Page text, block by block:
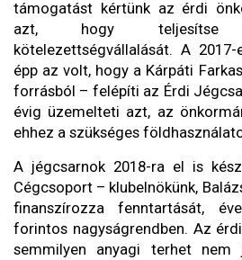
támogatást kértünk az érdi
azt, hogy teljesítse
kötelezettségvállalását. A
épp az volt, hogy a Kárpáti
forrásból – felépíti az Érdi
évig üzemelteti azt, az
ehhez a szükséges
A jégcsarnok 2018-ra el is
Cégcsoport – klubelnökünk,
finanszírozza fenntartását,
forintos nagyságrendben. Az
semmilyen anyagi terhet nem